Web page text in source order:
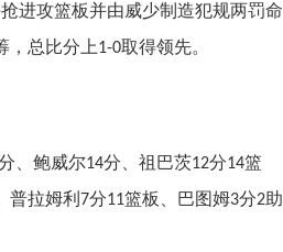
进攻篮板并由威少制造犯规两罚命
，总比分上1-0取得领先。
、鲍威尔14分、祖巴茨12分14篮
普拉姆利 7分11篮板、巴图姆3分2助